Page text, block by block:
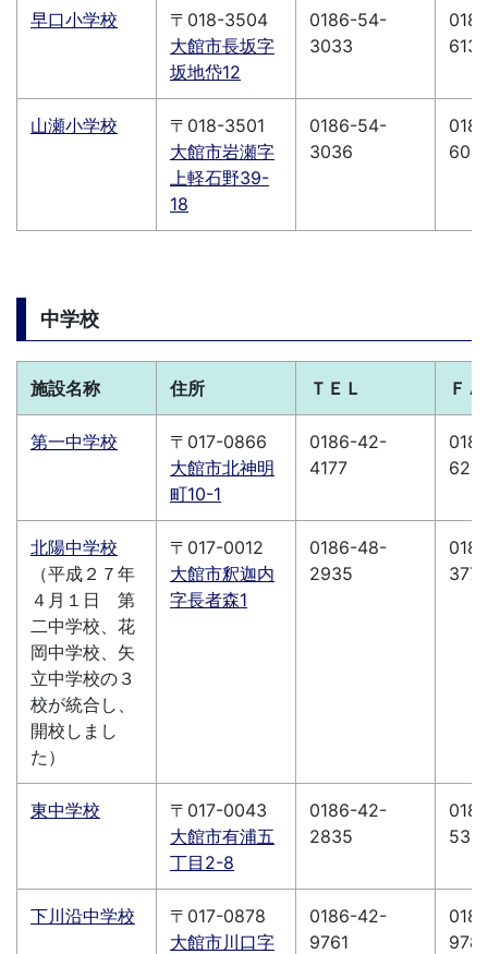
早口小学校
〒018-3504
大館市長坂字
坂地岱12
0186-54-
3033
6133
山瀬小学校
〒018-3501
大館市岩瀬字
上軽石野39-
18
0186-54-
3036
6061
中学校
施設名称 住所 ＴＥＬ Ｆ
第一中学校
〒017-0866
大館市北神明
町10-1
0186-42-
4177
北陽中学校
（平成２７年
４月１日 第
二中学校、花
岡中学校、矢
立中学校の３
校が統合し、
開校しまし
た）
〒017-0012
大館市釈迦内
字長者森1
0186-48-
2935
3777
東中学校
〒017-0043
大館市有浦五
丁目2-8
0186-42-
2835
下川沿中学校
〒017-0878
大館市川口字
0186-42-
9761